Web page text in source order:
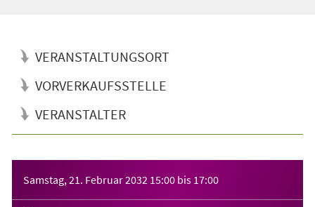
VERANSTALTUNGSORT
VORVERKAUFSSTELLE
VERANSTALTER
Samstag, 21. Februar 2032 15:00 bis 17:00